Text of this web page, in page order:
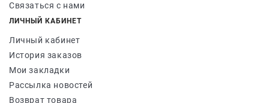
Связаться с нами
ЛИЧНЫЙ КАБИНЕТ
Личный кабинет
История заказов
Мои закладки
Рассылка новостей
Возврат товара